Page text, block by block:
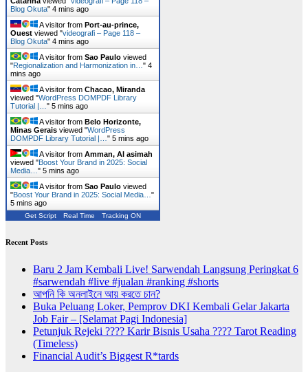
Blog Okuta" 4 mins ago
A visitor from Port-au-prince,
Ouest viewed "videografi – Page 118 –
Blog Okuta" 4 mins ago
A visitor from Sao Paulo viewed
"Regionalization and Harmonization in… " 4
mins ago
A visitor from Chacao, Miranda
viewed "WordPress DOMPDF Library
Tutorial |… " 5 mins ago
A visitor from Belo Horizonte,
Minas Gerais viewed "WordPress
DOMPDF Library Tutorial |… " 5 mins ago
A visitor from Amman, Al asimah
viewed "Boost Your Brand in 2025: Social
Media… " 5 mins ago
A visitor from Sao Paulo viewed
"Boost Your Brand in 2025: Social Media… "
5 mins ago
Get Script Real Time Tracking ON
Recent Posts
Baru 2 Jam Kembali Live! Sarwendah Langsung Peringkat 6
#sarwendah #live #jualan #ranking #shorts
আপনি কি অনলাইনে আয় করতে চান?
Buka Peluang Loker, Pemprov DKI Kembali Gelar Jakarta
Job Fair – [Selamat Pagi Indonesia]
Petunjuk Rejeki ???? Karir Bisnis Usaha ???? Tarot Reading
(Timeless)
Financial Audit’s Biggest R*tards